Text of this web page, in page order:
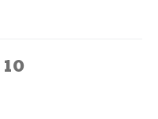
10